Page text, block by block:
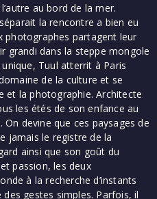
au bord de la mer.
la rencontre a bien eu
photographes partagent leur
grandi dans la steppe mongole
Tuul atterrit à Paris
de la culture et se
et la photographie. Architecte
les étés de son enfance au
devine que ces paysages de
jamais le registre de la
ainsi que son goût du
passion, les deux
à la recherche d’instants
gestes simples. Parfois, il